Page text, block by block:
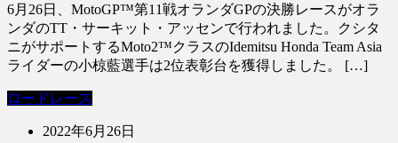
6月26日、MotoGP™第11戦オランダGPの決勝レースがオラ
ンダのTT・サーキット・アッセンで行われました。クシタ
ニがサポートするMoto2™クラスのIdemitsu Honda Team Asia
ライダーの小椋藍選手は2位表彰台を獲得しました。 […]
ロードレース
2022年6月26日